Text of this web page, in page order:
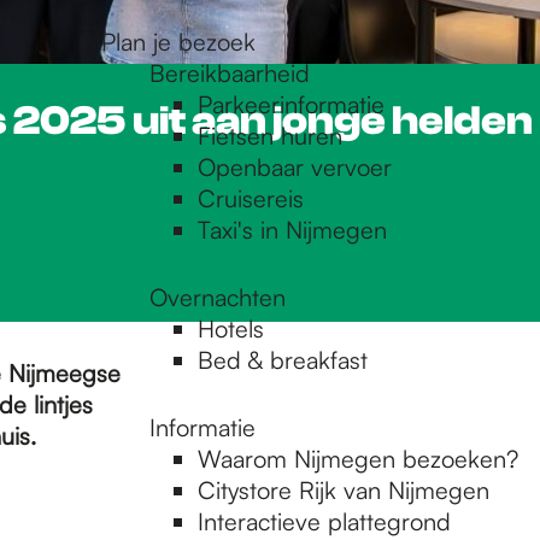
Plan je bezoek
Bereikbaarheid
Parkeerinformatie
Fietsen huren
Openbaar vervoer
Cruisereis
Taxi's in Nijmegen
Overnachten
Hotels
Bed & breakfast
Informatie
Waarom Nijmegen bezoeken?
Citystore Rijk van Nijmegen
Interactieve plattegrond
uit aan jonge helden
lintjes